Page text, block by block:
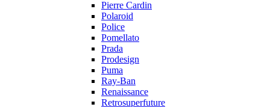
Pierre Cardin
Polaroid
Police
Pomellato
Prada
Prodesign
Puma
Ray-Ban
Renaissance
Retrosuperfuture